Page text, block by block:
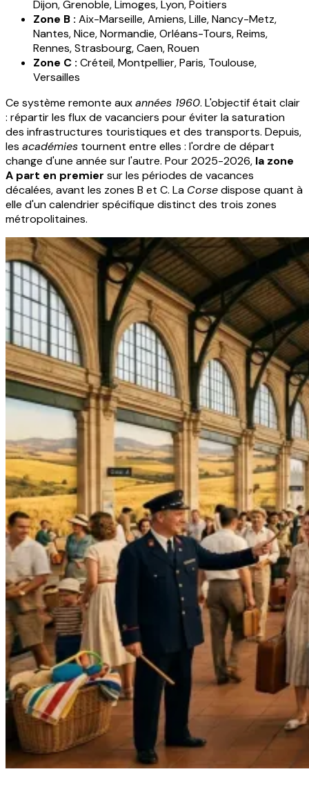
Dijon, Grenoble, Limoges, Lyon, Poitiers
Zone B : Aix-Marseille, Amiens, Lille, Nancy-Metz,
Nantes, Nice, Normandie, Orléans-Tours, Reims,
Rennes, Strasbourg, Caen, Rouen
Zone C : Créteil, Montpellier, Paris, Toulouse,
Versailles
Ce système remonte auxannées 1960. L'objectif était clair
: répartir les flux de vacanciers pour éviter la saturation
des infrastructures touristiques et des transports. Depuis,
les académies tournent entre elles : l'ordre de départ
change d'une année sur l'autre. Pour 2025-2026, la zone
A part en premier sur les périodes de vacances
décalées, avant les zones B et C. La Corsedispose quant à
elle d'un calendrier spécifique distinct des trois zones
métropolitaines.